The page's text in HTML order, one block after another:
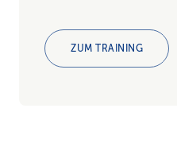
ZUM TRAINING